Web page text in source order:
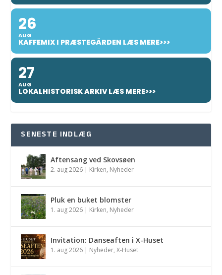
26
AUG
KAFFEMIX I PRÆSTEGÅRDEN LÆS MERE>>>
27
AUG
LOKALHISTORISK ARKIV LÆS MERE>>>
SENESTE INDLÆG
Aftensang ved Skovsøen
2. aug 2026 | Kirken, Nyheder
Pluk en buket blomster
1. aug 2026 | Kirken, Nyheder
Invitation: Danseaften i X-Huset
1. aug 2026 | Nyheder,X-Huset